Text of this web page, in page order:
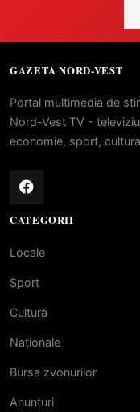
GAZETA NORD-VEST
Portal multimedia de
Nord-Vest TV -
economie, sport,
CATEGORII
Locale
Sport
Cultură
Naționale
Bursa zvonurilor
Anunțuri